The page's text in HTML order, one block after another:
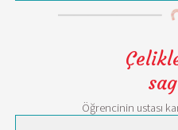
Öğrencinin ustası